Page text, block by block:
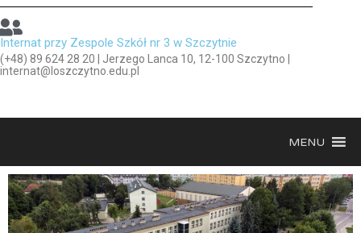
Internat przy Zespole Szkół nr 3 w Szczytnie
(+48) 89 624 28 20 | Jerzego Lanca 10, 12-100 Szczytno |
internat@loszczytno.edu.pl
MENU